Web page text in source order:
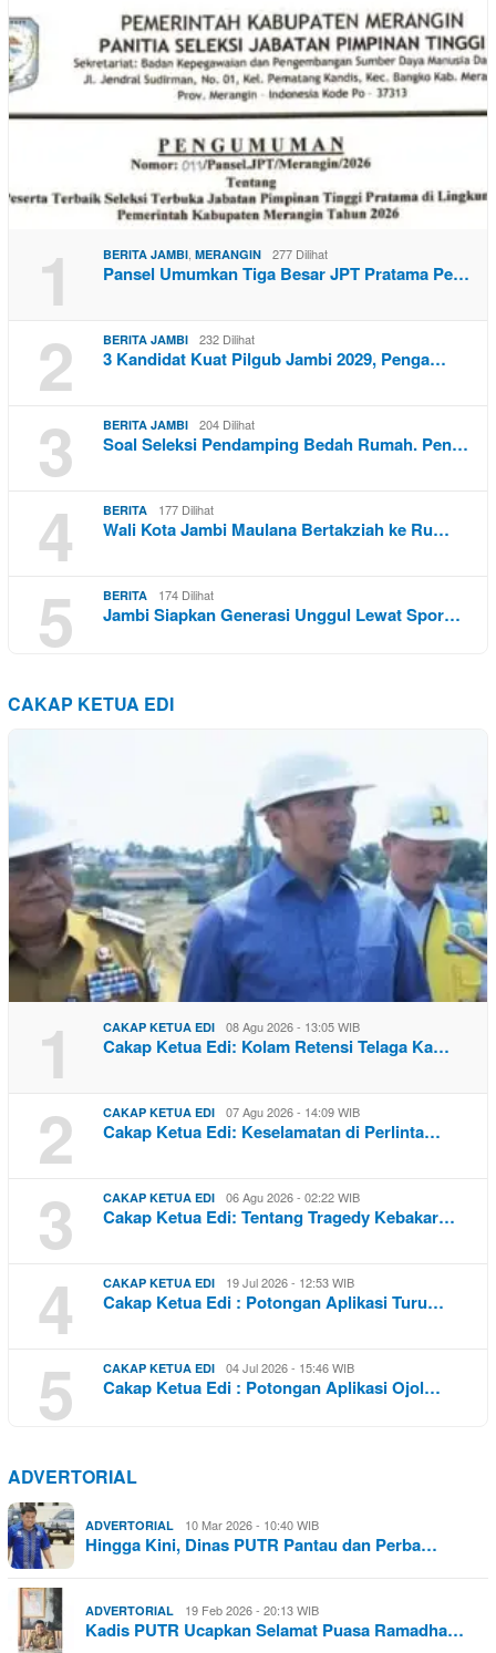
1 BERITA JAMBI MERANGIN 277 Dilihat
Pansel Umumkan Tiga Besar JPT Pratama Pe…
2 BERITA JAMBI 232 Dilihat
3 Kandidat Kuat Pilgub Jambi 2029, Penga…
3 BERITA JAMBI 204 Dilihat
Soal Seleksi Pendamping Bedah Rumah. Pen…
4 BERITA 177 Dilihat
Wali Kota Jambi Maulana Bertakziah ke Ru…
5 BERITA 174 Dilihat
Jambi Siapkan Generasi Unggul Lewat Spor…
CAKAP KETUA EDI
1 CAKAP KETUA EDI 08 Agu 2026 - 13:05 WIB
Cakap Ketua Edi: Kolam Retensi Telaga Ka…
2 CAKAP KETUA EDI 07 Agu 2026 - 14:09 WIB
Cakap Ketua Edi: Keselamatan di Perlinta…
3 CAKAP KETUA EDI 06 Agu 2026 - 02:22 WIB
Cakap Ketua Edi: Tentang Tragedy Kebakar…
4 CAKAP KETUA EDI 19 Jul 2026 - 12:53 WIB
Cakap Ketua Edi : Potongan Aplikasi Turu…
5 CAKAP KETUA EDI 04 Jul 2026 - 15:46 WIB
Cakap Ketua Edi : Potongan Aplikasi Ojol…
ADVERTORIAL
ADVERTORIAL 10 Mar 2026 - 10:40 WIB
Hingga Kini, Dinas PUTR Pantau dan Perba…
ADVERTORIAL 19 Feb 2026 - 20:13 WIB
Kadis PUTR Ucapkan Selamat Puasa Ramadha…